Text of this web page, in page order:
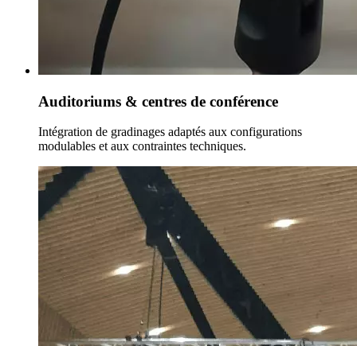
Auditoriums & centres de conférence
Intégration de gradinages adaptés aux configurations
modulables et aux contraintes techniques.